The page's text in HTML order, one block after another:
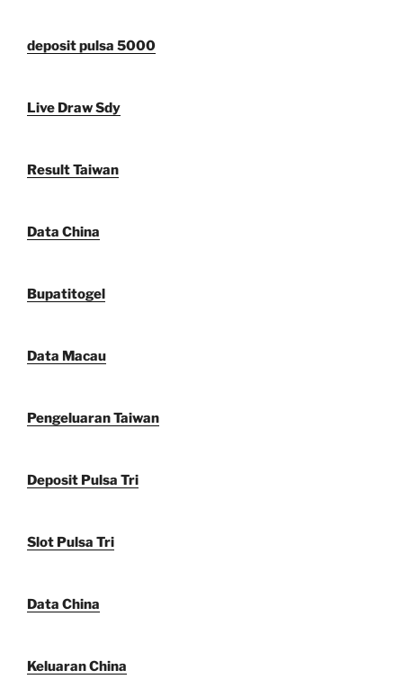
deposit pulsa 5000
Live Draw Sdy
Result Taiwan
Data China
Bupatitogel
Data Macau
Pengeluaran Taiwan
Deposit Pulsa Tri
Slot Pulsa Tri
Data China
Keluaran China